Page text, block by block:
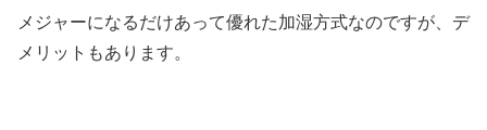
メジャーになるだけあって優れた加湿方式なのですが、デ
メリットもあります。